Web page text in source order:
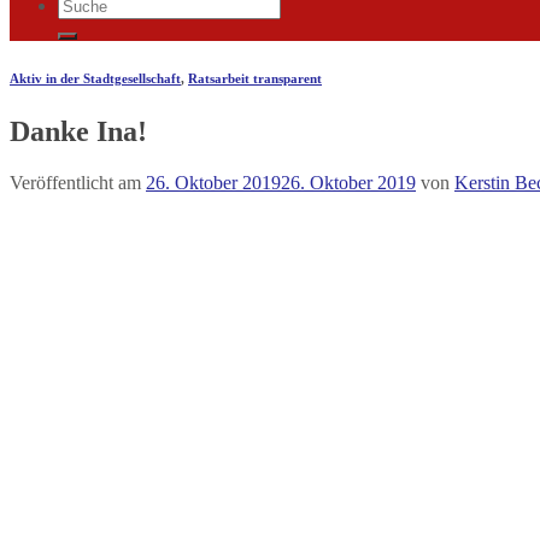
Aktiv in der Stadtgesellschaft, Ratsarbeit transparent
Danke Ina!
Veröffentlicht am 26. Oktober 201926. Oktober 2019 von Kerstin